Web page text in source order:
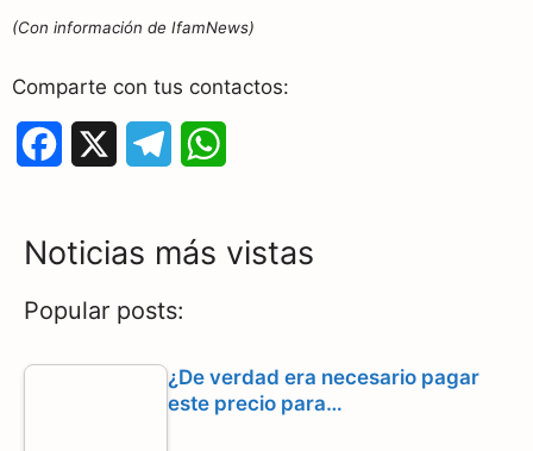
(Con información de IfamNews)
Comparte con tus contactos:
b
o
g
r
a
A
p
Noticias más vistas
Popular posts:
¿De verdad era necesario pagar
este precio para…